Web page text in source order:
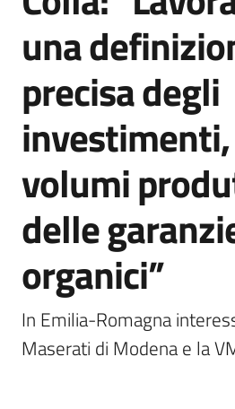
una
precisa degli
volumi
delle
organici”
In Emilia-Romagna
Maserati di Modena e la